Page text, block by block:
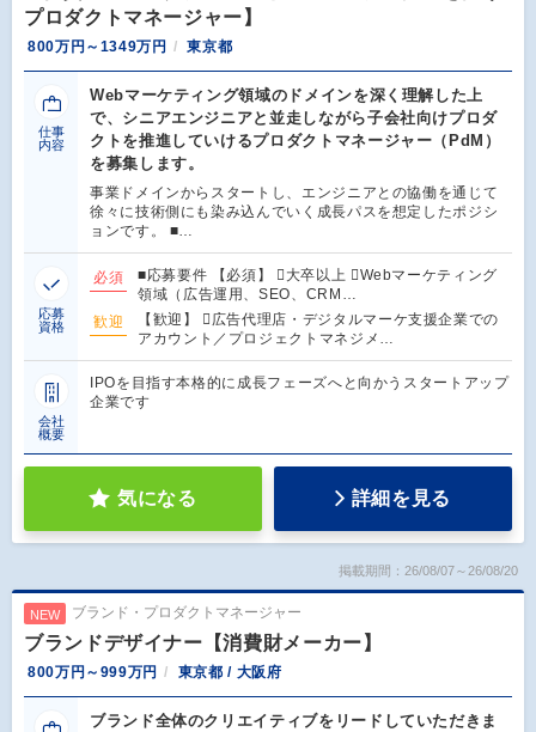
プロダクトマネージャー】
800万円～1349万円 東京都
仕事
内容
Webマーケティング領域のドメインを深く理解した上
で、シニアエンジニアと並走しながら子会社向けプロダ
クトを推進していけるプロダクトマネージャー（PdM）
を募集します。
事業ドメインからスタートし、エンジニアとの協働を通じて
徐々に技術側にも染み込んでいく成長パスを想定したポジシ
ョンです。 ■…
応募
資格
必須
■応募要件 【必須】 大卒以上 Webマーケティング
領域（広告運用、SEO、CRM…
歓迎
【歓迎】 広告代理店・デジタルマーケ支援企業での
アカウント／プロジェクトマネジメ…
会社
概要
IPOを目指す本格的に成長フェーズへと向かうスタートアップ
企業です
気になる 詳細を見る
掲載期間：26/08/07～26/08/20
NEW ブランド・プロダクトマネージャー
ブランドデザイナー【消費財メーカー】
800万円～999万円 東京都 / 大阪府
ブランド全体のクリエイティブをリードしていただきま